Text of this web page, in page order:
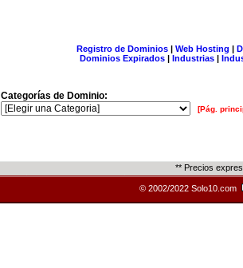
Registro de Dominios| Web Hosting |
Dominios Expirados | Industrias |
Categorías de Dominio:
[Pág.
** Precios
© 2002/2022 Solo10.com